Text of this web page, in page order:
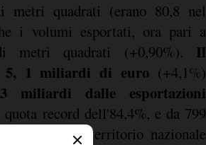
quadrati (erano 80,8 nel
i volumi esportati, ora pari a
metri quadrati (+0,90%). Il
5, 1 miliardi di euro (+4,1%)
miliardi dalle esportazioni
quota record dell'84,4%, e da 799
vendite sul territorio nazionale